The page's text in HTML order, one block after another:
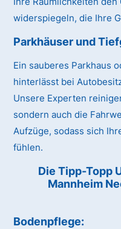
widerspiegeln, die Ihre
Parkhäuser und
Ein sauberes Parkhaus
hinterlässt bei
Unsere Experten
sondern auch die
Aufzüge, sodass sich
fühlen.
Die Tipp-Topp
Mannheim
Bodenpflege: